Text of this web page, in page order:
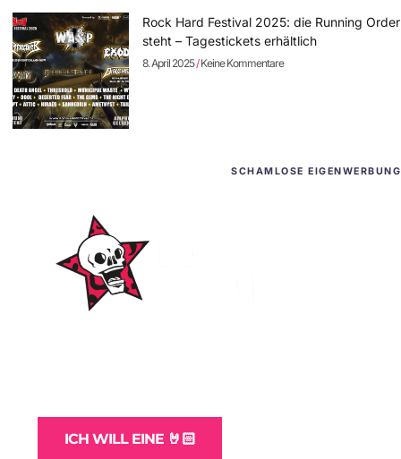
Rock Hard Festival 2025: die Running Order
steht – Tagestickets erhältlich
8. April 2025 Keine Kommentare
SCHAMLOSE EIGENWERBUNG
ICH WILL EINE 🤘🏻